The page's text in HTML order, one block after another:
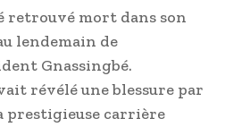
retrouvé mort dans son
lendemain de
Gnassingbé.
révélé une blessure par
prestigieuse carrière